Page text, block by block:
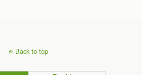
Back to top